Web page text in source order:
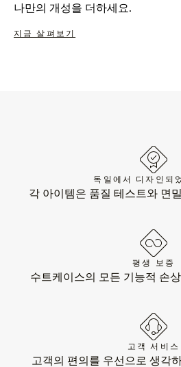
나만의 개성을 더하세요.
지금 살펴보기
독일에서 디자인되
각 아이템은 품질 테스트와 면
평생 보증
수트케이스의 모든 기능적 손
고객 서비스
고객의 편의를 우선으로 생각